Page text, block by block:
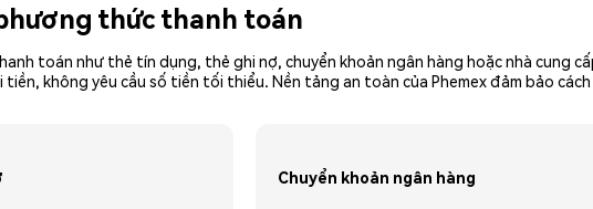
thức thanh toán
toán như thẻ tín dụng, thẻ ghi nợ, chuyển khoản ngân hàng hoặc nhà cung
không yêu cầu số tiền tối thiểu. Nền tảng an toàn của Phemex đảm bảo
Chuyển khoản ngân hàng